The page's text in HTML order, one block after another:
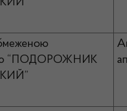
“ПОДОРОЖНИК